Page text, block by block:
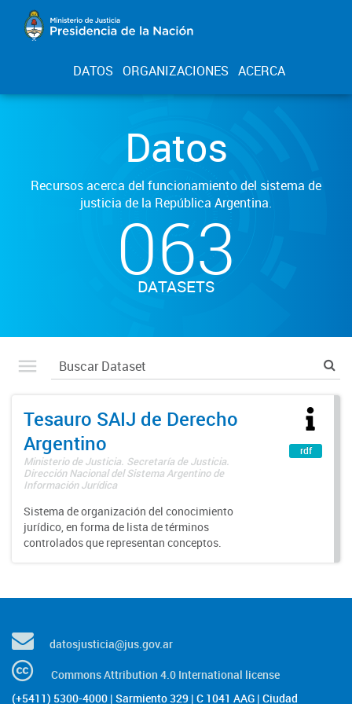
DATOS ORGANIZACIONES ACERCA
Datos
Recursos acerca del funcionamiento del sistema de
justicia de la República Argentina.
063
DATASETS
Tesauro SAIJ de Derecho
Argentino
Ministerio de Justicia. Secretaría de Justicia.
Dirección Nacional del Sistema Argentino de
Información Jurídica
Sistema de organización del conocimiento
jurídico, en forma de lista de términos
controlados que representan conceptos.
rdf
datosjusticia@jus.gov.ar
Commons Attribution 4.0 International license
(+5411) 5300-4000 | Sarmiento 329 | C 1041 AAG | Ciudad